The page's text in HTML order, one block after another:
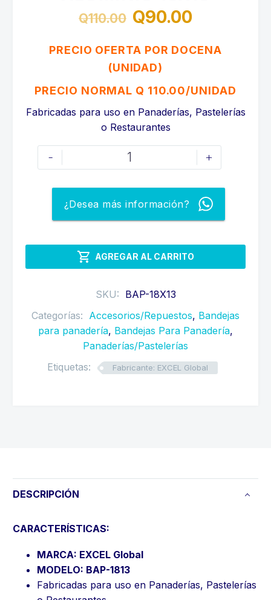
Q110.00
precio
original
era:
Q110.00.
Q90.00
precio
actual
es:
Q90.00.
PRECIO OFERTA POR DOCENA
(UNIDAD)
PRECIO NORMAL Q 110.00/UNIDAD
Fabricadas para uso en Panaderías, Pastelerías
o Restaurantes
-
BANDEJAS
PERFORADAS
ALUMINIO
+
 AGREGAR AL CARRITO
¿Desea más información?
SKU: BAP-18X13
Categorías: Accesorios/Repuestos, Bandejas
para panadería, Bandejas Para Panadería,
Panaderías/Pastelerías
Etiquetas:
Fabricante: EXCEL Global
DESCRIPCIÓN
CARACTERÍSTICAS:
MARCA: EXCEL Global
MODELO: BAP-1813
Fabricadas para uso en Panaderías, Pastelerías